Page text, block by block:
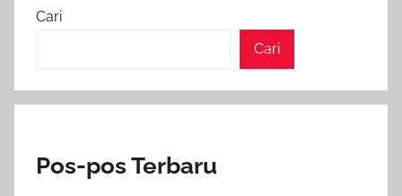
Cari
Cari
Pos-pos Terbaru